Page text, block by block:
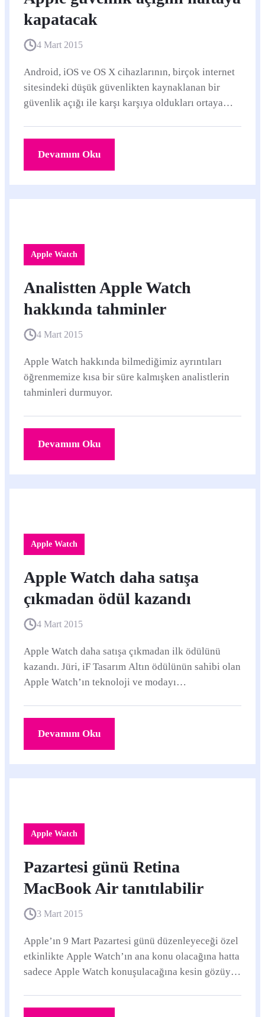
kapatacak
4 Mart 2015
Android, iOS ve OS X cihazlarının, birçok internet
sitesindeki düşük güvenlikten kaynaklanan bir
güvenlik açığı ile karşı karşıya oldukları ortaya
Devamını Oku
Apple Watch
Analistten Apple Watch
hakkında tahminler
4 Mart 2015
Apple Watch hakkında bilmediğimiz ayrıntıları
öğrenmemize kısa bir süre kalmışken analistlerin
tahminleri durmuyor.
Devamını Oku
Apple Watch
Apple Watch daha satışa
çıkmadan ödül kazandı
4 Mart 2015
Apple Watch daha satışa çıkmadan ilk ödülünü
kazandı. Jüri, iF Tasarım Altın ödülünün sahibi olan
Apple Watch’ın teknoloji ve modayı
Devamını Oku
Apple Watch
Pazartesi günü Retina
MacBook Air tanıtılabilir
3 Mart 2015
Apple’ın 9 Mart Pazartesi günü düzenleyeceği özel
etkinlikte Apple Watch’ın ana konu olacağına hatta
sadece Apple Watch konuşulacağına kesin gözüyle